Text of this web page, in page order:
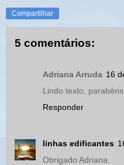
Compartilhar
5 comentários:
Adriana Arruda 16
Lindo texto,
Responder
linhas edificantes
Obrigado Adriana.